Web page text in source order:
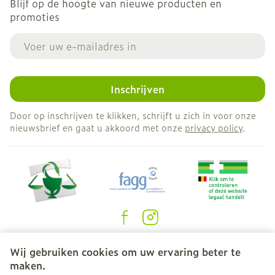
Wij gebruiken cookies om uw ervaring beter te
maken.
Blijf op de hoogte van nieuwe producten en
promoties
Inschrijven
Door op inschrijven te klikken, schrijft u zich in voor onze
nieuwsbrief en gaat u akkoord met onze privacy policy.
Juridische links